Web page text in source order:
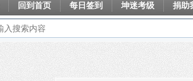
回到首页 每日签到 坤迷考级 捐助